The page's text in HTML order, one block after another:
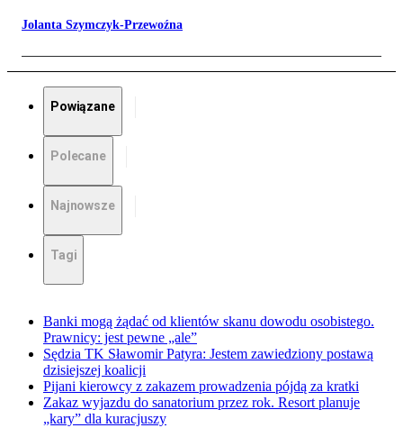
Jolanta Szymczyk-Przewoźna
Powiązane
Polecane
Najnowsze
Tagi
Banki mogą żądać od klientów skanu dowodu osobistego.
Prawnicy: jest pewne „ale”
Sędzia TK Sławomir Patyra: Jestem zawiedziony postawą
dzisiejszej koalicji
Pijani kierowcy z zakazem prowadzenia pójdą za kratki
Zakaz wyjazdu do sanatorium przez rok. Resort planuje
„kary” dla kuracjuszy